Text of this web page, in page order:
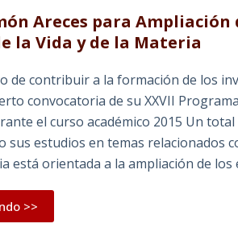
Areces para
la Vida y de la Materia
de contribuir a la formación de los
convocatoria de su XXVII
el curso académico 2015 Un
sus estudios en temas relacionados
está orientada a la ampliación de
>>